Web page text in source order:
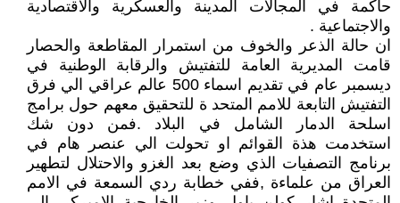
حاكمة في المجالات المدينة والعسكرية والاقتصادية
والاجتماعية .
ان حالة الذعر والخوف من استمرار المقاطعة والحصار
قامت المديرية العامة للتفتيش والرقابة الوطنية في
ديسمبر عام في تقديم اسماء 500 عالم عراقي الي فرق
التفتيش التابعة للامم المتحد ة للتحقيق معهم حول برامج
اسلحة الدمار الشامل في البلاد .فمن دون شك
استخدمت هذة القوائم او تحولت الي عنصر هام في
برنامج التصفيات الذي وضع بعد الغزو والاحتلال لتطهير
العراق من علماءة ,ففي خطابة ردي السمعة في الامم